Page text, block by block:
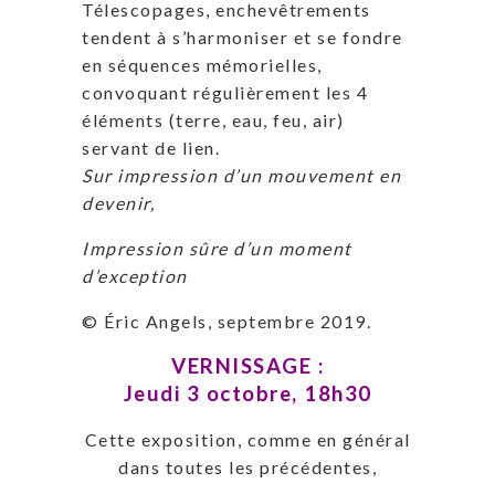
Télescopages, enchevêtrements
tendent à s’harmoniser et se fondre
en séquences mémorielles,
convoquant régulièrement les 4
éléments (terre, eau, feu, air)
servant de lien.
Sur impression d’un mouvement en
devenir,
Impression sûre d’un moment
d’exception
© Éric Angels, septembre 2019.
VERNISSAGE :
Jeudi 3 octobre, 18h30
Cette exposition, comme en général
dans toutes les précédentes,